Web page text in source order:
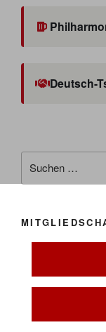
Deutsch-
nach: